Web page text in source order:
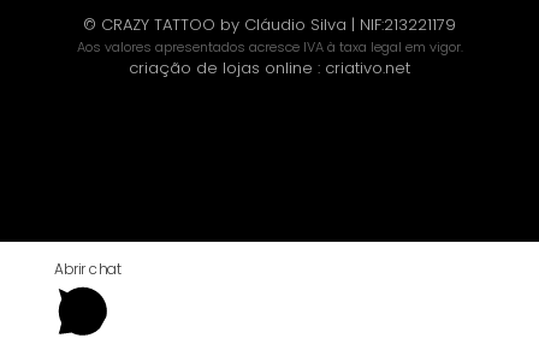
© CRAZY TATTOO by Cláudio Silva | NIF:213221179
Aos valores apresentados acresce IVA à taxa legal em vigor.
criação de lojas online : criativo.net
Abrir chat